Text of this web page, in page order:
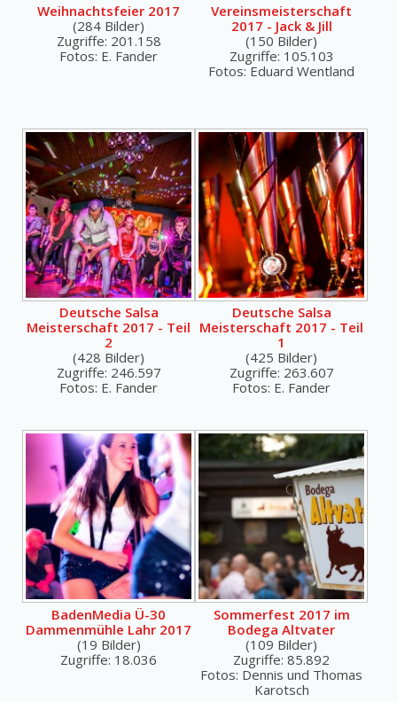
Weihnachtsfeier 2017
(284 Bilder)
Zugriffe: 201.158
Fotos: E. Fander
Vereinsmeisterschaft
2017 - Jack & Jill
(150 Bilder)
Zugriffe: 105.103
Fotos: Eduard Wentland
Deutsche Salsa
Meisterschaft 2017 - Teil
2
(428 Bilder)
Zugriffe: 246.597
Fotos: E. Fander
Deutsche Salsa
Meisterschaft 2017 - Teil
1
(425 Bilder)
Zugriffe: 263.607
Fotos: E. Fander
BadenMedia Ü-30
Dammenmühle Lahr 2017
(19 Bilder)
Zugriffe: 18.036
Sommerfest 2017 im
Bodega Altvater
(109 Bilder)
Zugriffe: 85.892
Fotos: Dennis und Thomas
Karotsch